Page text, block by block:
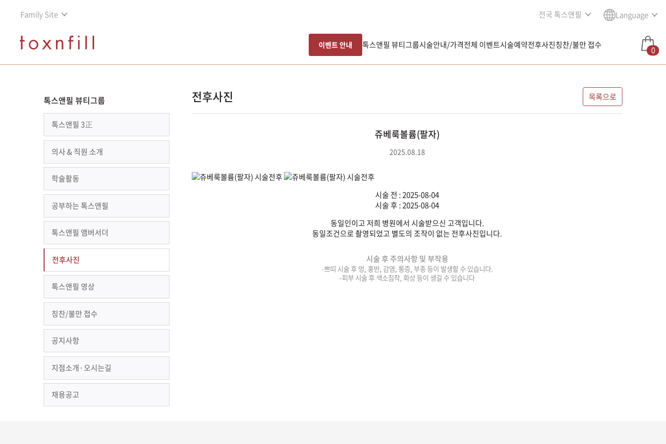
Family Site 전국 톡스앤필 Language
이벤트 안내 톡스앤필 뷰티그룹시술안내/가격전체 이벤트시술예약전후사진칭찬/불만 접수 0
톡스앤필 뷰티그룹
톡스앤필 3正
의사 & 직원 소개
학술활동
공부하는 톡스앤필
톡스앤필 앰버서더
전후사진
톡스앤필 영상
칭찬/불만 접수
공지사항
지점소개·오시는길
채용공고
전후사진 목록으로
쥬베룩볼륨(팔자)
2025.08.18
시술 전 : 2025-08-04
시술 후 : 2025-08-04
동일인이고 저희 병원에서 시술받으신 고객입니다.
동일조건으로 촬영되었고 별도의 조작이 없는 전후사진입니다.
시술 후 주의사항 및 부작용
-쁘띠 시술 후 멍, 홍반, 감염, 통증, 부종 등이 발생할 수 있습니다.
-피부 시술 후 색소침착, 화상 등이 생길 수 있습니다